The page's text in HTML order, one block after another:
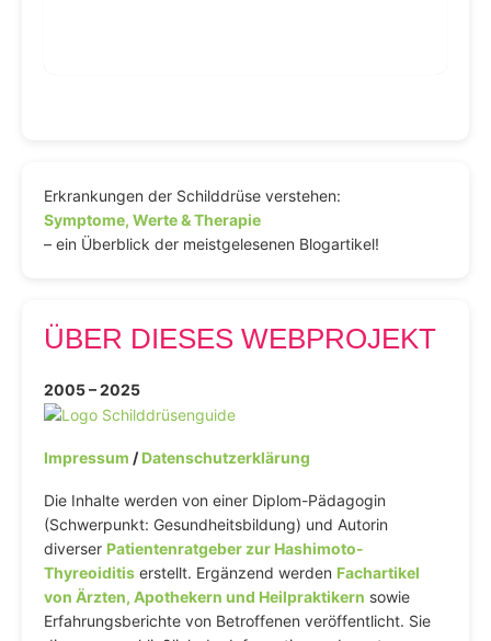
Erkrankungen der Schilddrüse verstehen:
Symptome, Werte & Therapie
– ein Überblick der meistgelesenen Blogartikel!
ÜBER DIESES WEBPROJEKT
2005 – 2025
Impressum /Datenschutzerklärung
Die Inhalte werden von einer Diplom-Pädagogin
(Schwerpunkt: Gesundheitsbildung) und Autorin
diverser Patientenratgeber zur Hashimoto-
Thyreoiditis erstellt. Ergänzend werden Fachartikel
von Ärzten, Apothekern und Heilpraktikern sowie
Erfahrungsberichte von Betroffenen veröffentlicht. Sie